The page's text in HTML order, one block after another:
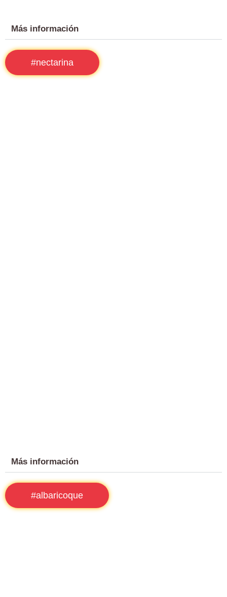
Más información
#nectarina
Más información
#albaricoque